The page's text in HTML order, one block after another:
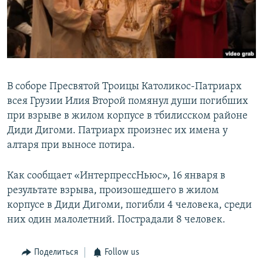
СПОРТ
МИР
БЛОГИ
ГОЛОСА
ЧИТАЕМ ПРЕССУ
АРХИВ РАДИОПРОГРАММЫ
Все сайты РСЕ/РС
В соборе Пресвятой Троицы Католикос-Патриарх
всея Грузии Илия Второй помянул души погибших
при взрыве в жилом корпусе в тбилисском районе
Диди Дигоми. Патриарх произнес их имена у
алтаря при выносе потира.
Как сообщает «ИнтерпрессНьюс», 16 января в
результате взрыва, произошедшего в жилом
корпусе в Диди Дигоми, погибли 4 человека, среди
них один малолетний. Пострадали 8 человек.
Поделиться Follow us